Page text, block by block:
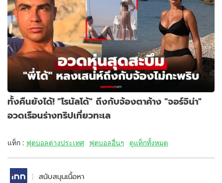
ทั้งคืนยังได้! "โรนัลโด้" ถึงกับจ้องตาค้าง "จอร์จิน่า"
อวดเรือนร่างทริปเที่ยวทะเล
แท็ก : ฟุตบอลต่างประเทศ ฟุตบอลอื่นๆ ดูแท็กทั้งหมด
สนับสนุนเนื้อหา